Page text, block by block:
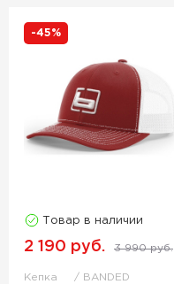
-45%
Товар в наличии
2 190 руб. 3 990 руб.
Кепка BANDED